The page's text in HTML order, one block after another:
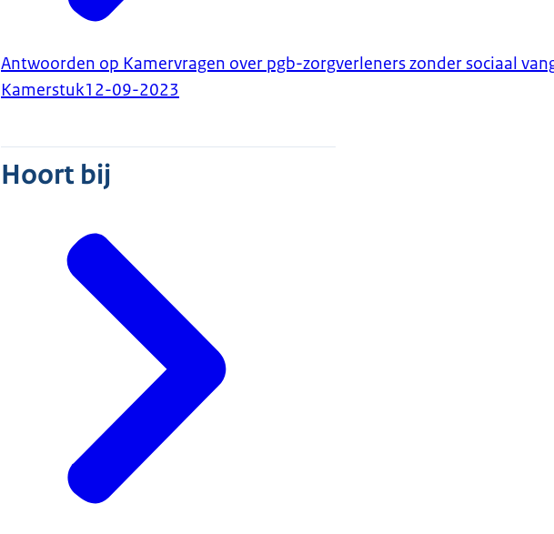
Antwoorden op Kamervragen over pgb-zorgverleners zonder sociaal
Kamerstuk12-09-2023
Hoort bij